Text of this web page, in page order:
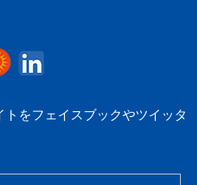
をフェイスブックやツイッタ